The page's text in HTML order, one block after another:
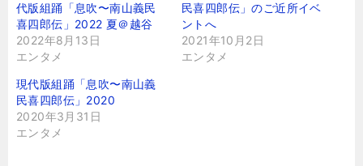
代版組踊「息吹〜南山義民
喜四郎伝」2022 夏＠越谷
2022年8月13日
エンタメ
民喜四郎伝」のご近所イベ
ントへ
2021年10月2日
エンタメ
現代版組踊「息吹〜南山義
民喜四郎伝」2020
2020年3月31日
エンタメ